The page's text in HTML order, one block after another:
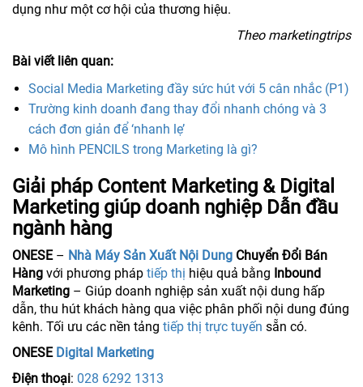
dụng như một cơ hội của thương hiệu.
Theo marketingtrips
Bài viết liên quan:
Social Media Marketing đầy sức hút với 5 cân nhắc (P1)
Trường kinh doanh đang thay đổi nhanh chóng và 3
cách đơn giản để ‘nhanh lẹ’
Mô hình PENCILS trong Marketing là gì?
Giải pháp Content Marketing & Digital
Marketing giúp doanh nghiệp Dẫn đầu
ngành hàng
ONESE– Nhà Máy Sản Xuất Nội Dung Chuyển Đổi Bán
Hàng với phương pháp tiếp thị hiệu quả bằng Inbound
Marketing – Giúp doanh nghiệp sản xuất nội dung hấp
dẫn, thu hút khách hàng qua việc phân phối nội dung đúng
kênh. Tối ưu các nền tảng tiếp thị trực tuyến sẵn có.
ONESE Digital Marketing
Điện thoại: 028 6292 1313